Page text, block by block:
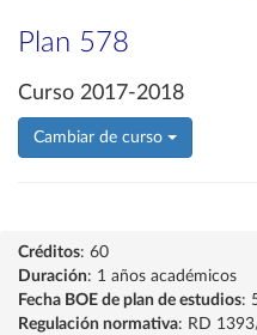
Plan 578
Curso 2017-2018
Cambiar de curso
Créditos: 60
Duración: 1 años académicos
Fecha BOE de plan de estudios:
Regulación normativa: RD